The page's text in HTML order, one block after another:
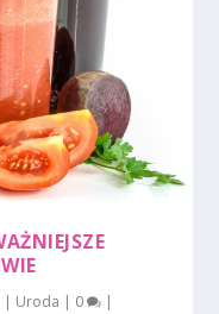
| Uroda | 0 |